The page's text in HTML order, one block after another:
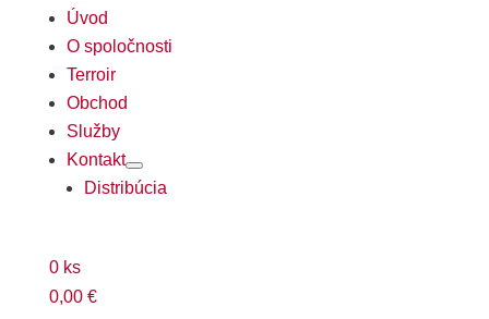
Úvod
O spoločnosti
Terroir
Obchod
Služby
Kontakt
Distribúcia
0 ks
0,00 €